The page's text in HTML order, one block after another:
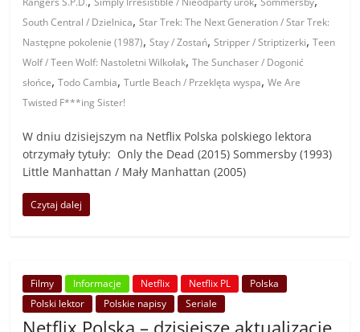
South Central / Dzielnica,Star Trek: The Next Generation / Star Trek:
Następne pokolenie (1987),Stay / Zostań,Stripper / Striptizerki,Teen
Wolf / Teen Wolf: Nastoletni Wilkołak,The Sunchaser / Dogonić
słońce,Todo Cambia,Turtle Beach / Przeklęta wyspa,We Are
Twisted F***ing Sister!
W dniu dzisiejszym na Netflix Polska polskiego lektora
otrzymały tytuły: Only the Dead (2015) Sommersby (1993)
Little Manhattan / Mały Manhattan (2005)
Czytaj dalej
Filmy Informacje Netflix Netflix PL
Polska
Polski lektor
Polskie napisy Seriale